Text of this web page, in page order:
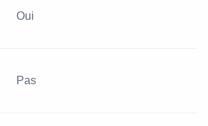
Oui
Pas